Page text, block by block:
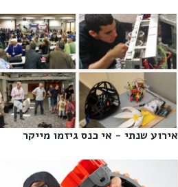
אירוע שנתי - אי כנס גיזמו מייקר‎